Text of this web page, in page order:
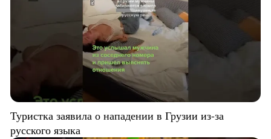
Туристка заявила о нападении в Грузии из-за
русского языка